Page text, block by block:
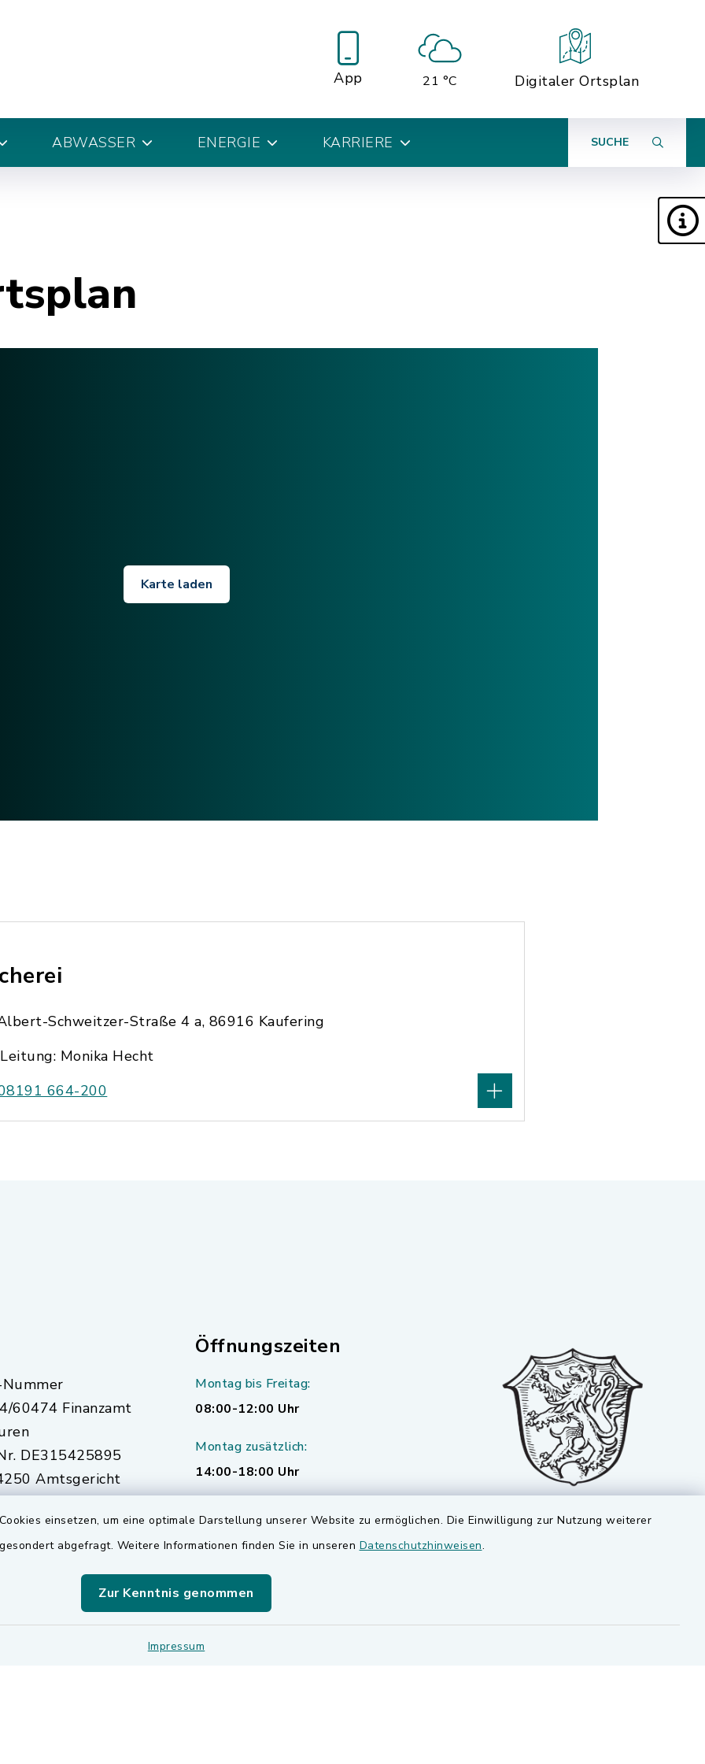
einsetzen, um eine optimale Darstellung unserer Website zu ermöglichen. Die Einwilligung zur Nutzung weiterer
abgefragt. Weitere Informationen finden Sie in unseren Datenschutzhinweisen.
Zur Kenntnis genommen
Impressum
App 21 °C Digitaler Ortsplan
ABWASSER ENERGIE KARRIERE SUCHE
Karte laden
Schweitzer-Straße 4 a, 86916 Kaufering
Monika Hecht
664-200
60474 Finanzamt
DE315425895
Amtsgericht
Öffnungszeiten
Montag bis Freitag:
08:00-12:00 Uhr
Montag zusätzlich:
14:00-18:00 Uhr